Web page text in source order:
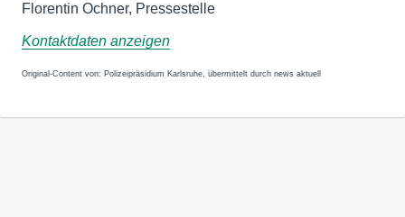
Florentin Ochner, Pressestelle
Kontaktdaten anzeigen
Original-Content von: Polizeipräsidium Karlsruhe, übermittelt durch news aktuell